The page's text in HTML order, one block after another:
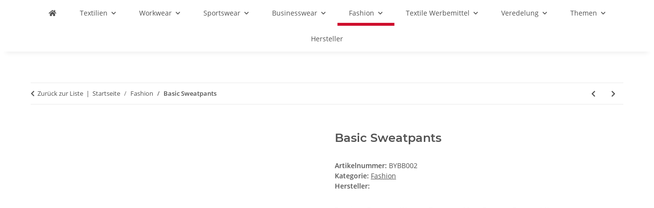
Textilien Workwear Sportswear Businesswear Fashion Textile Werbemittel Veredelung Themen
Hersteller
Zurück zur Liste Startseite Fashion Basic Sweatpants
Basic Sweatpants
Artikelnummer: BYBB002
Kategorie: Fashion
Hersteller: